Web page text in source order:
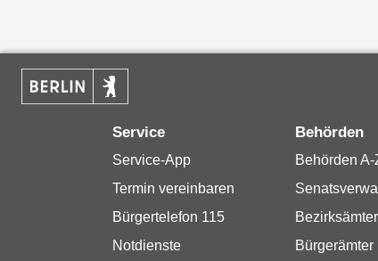
Service
Service-App
Termin vereinbaren
Bürgertelefon 115
Notdienste
Behörden
Behörden A-
Bezirksämter
Bürgerämter